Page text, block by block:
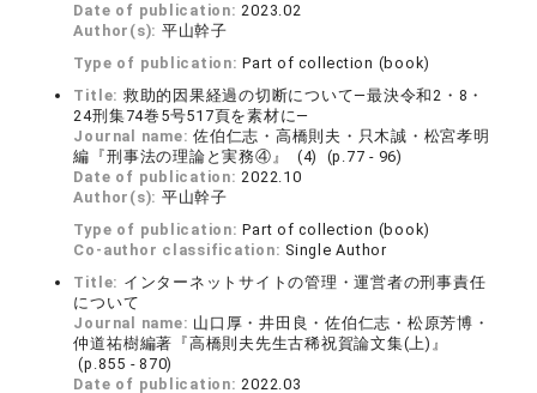
Date of publication:2023.02
Author(s): 平山幹子
Type of publication:Part of collection (book)
Title: 救助的因果経過の切断について―最決令和2・8・
24刑集74巻5号517頁を素材に―
Journal name:佐伯仁志・高橋則夫・只木誠・松宮孝明
編『刑事法の理論と実務④』 (4) (p.77 - 96)
Date of publication:2022.10
Author(s): 平山幹子
Type of publication:Part of collection (book)
Co-author classification: Single Author
Title: インターネットサイトの管理・運営者の刑事責任
について
Journal name: 山口厚・井田良・佐伯仁志・松原芳博・
仲道祐樹編著『高橋則夫先生古稀祝賀論文集(上)』
(p.855 - 870)
Date of publication:2022.03